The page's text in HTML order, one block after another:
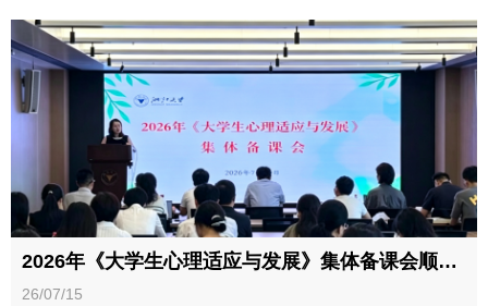
2026年《大学生心理适应与发展》集体备课会顺利举行
26/07/15